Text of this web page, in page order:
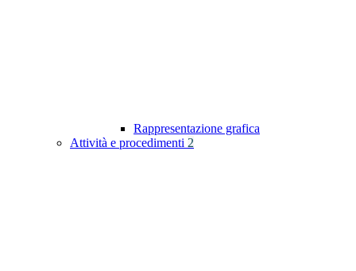
Rappresentazione grafica
Attività e procedimenti 2